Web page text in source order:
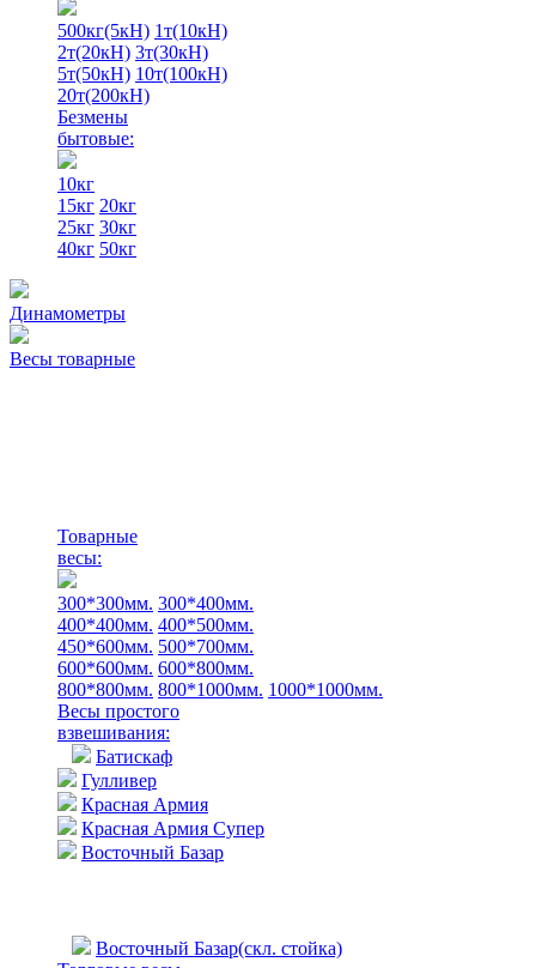
500кг(5кН) 1т(10кН)
2т(20кН) 3т(30кН)
5т(50кН) 10т(100кН)
20т(200кН)
Безмены
бытовые:
10кг
15кг 20кг
25кг 30кг
40кг 50кг
Динамометры
Весы товарные
Товарные
весы:
300*300мм. 300*400мм.
400*400мм. 400*500мм.
450*600мм. 500*700мм.
600*600мм. 600*800мм.
800*800мм. 800*1000мм. 1000*1000мм.
Весы простого
взвешивания:
Батискаф
Гулливер
Красная Армия
Красная Армия Супер
Восточный Базар
Восточный Базар(скл. стойка)